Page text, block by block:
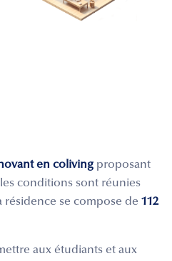
en coliving proposant
conditions sont réunies
résidence se compose de 112
aux étudiants et aux